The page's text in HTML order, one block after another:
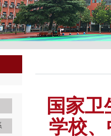
国家
学校